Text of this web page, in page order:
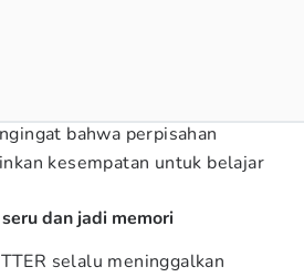
bahwa perpisahan
kesempatan untuk belajar
dan jadi memori
selalu meninggalkan